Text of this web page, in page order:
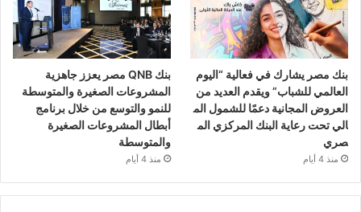
بنك مصر يشارك في فعالية “اليوم
العالمي للشباب” ويقدم العديد من
العروض المجانية دعمًا للشمول الم
الي تحت رعاية البنك المركزي الم
صري
منذ 4 أيام
بنك QNB مصر يعزز جاهزية
المشروعات الصغيرة والمتوسطة
للنمو والتوسع من خلال برنامج
أبطال المشروعات الصغيرة
والمتوسطة
منذ 4 أيام